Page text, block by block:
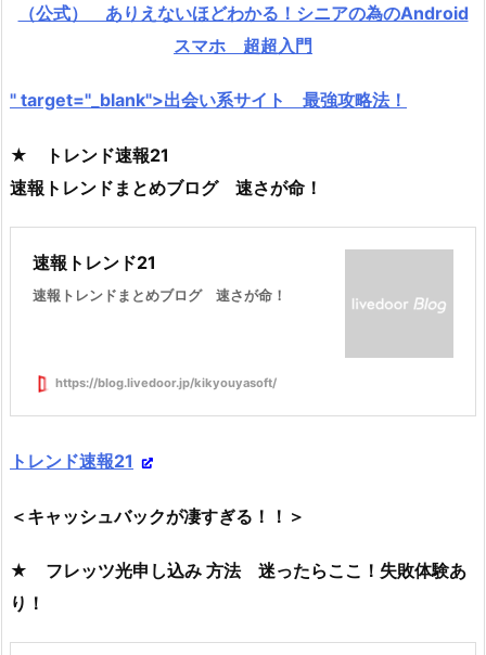
（公式） ありえないほどわかる！シニアの為のAndroid
スマホ 超超入門
" target="_blank">出会い系サイト 最強攻略法！
★ トレンド速報21
速報トレンドまとめブログ 速さが命！
速報トレンド21
速報トレンドまとめブログ 速さが命！
https://blog.livedoor.jp/kikyouyasoft/
トレンド速報21
＜キャッシュバックが凄すぎる！！＞
★ フレッツ光申し込み 方法 迷ったらここ！失敗体験あ
り！